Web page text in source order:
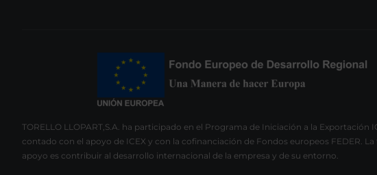
TORELLO LLOPART,S.A. ha participado en el Programa de Iniciación a la Exportación
contado con el apoyo de ICEX y con la cofinanciación de Fondos europeos FEDER.
apoyo es contribuir al desarrollo internacional de la empresa y de su entorno.